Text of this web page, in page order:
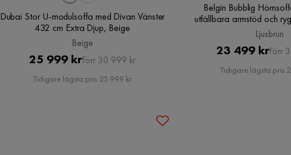
Dubai Stor U-modulsoffa med Divan Vänster
432 cm Extra Djup, Beige
Beige
Pris
25 999 krOriginal
Pris
Förr 30 999 kr
Tidigare lägsta pris 25 999 kr
Belgin Bubblig
utfällbara armstöd och
Ljusbrun
Pris
23 499 kr
Pris
Förr
Tidigare lägsta pris